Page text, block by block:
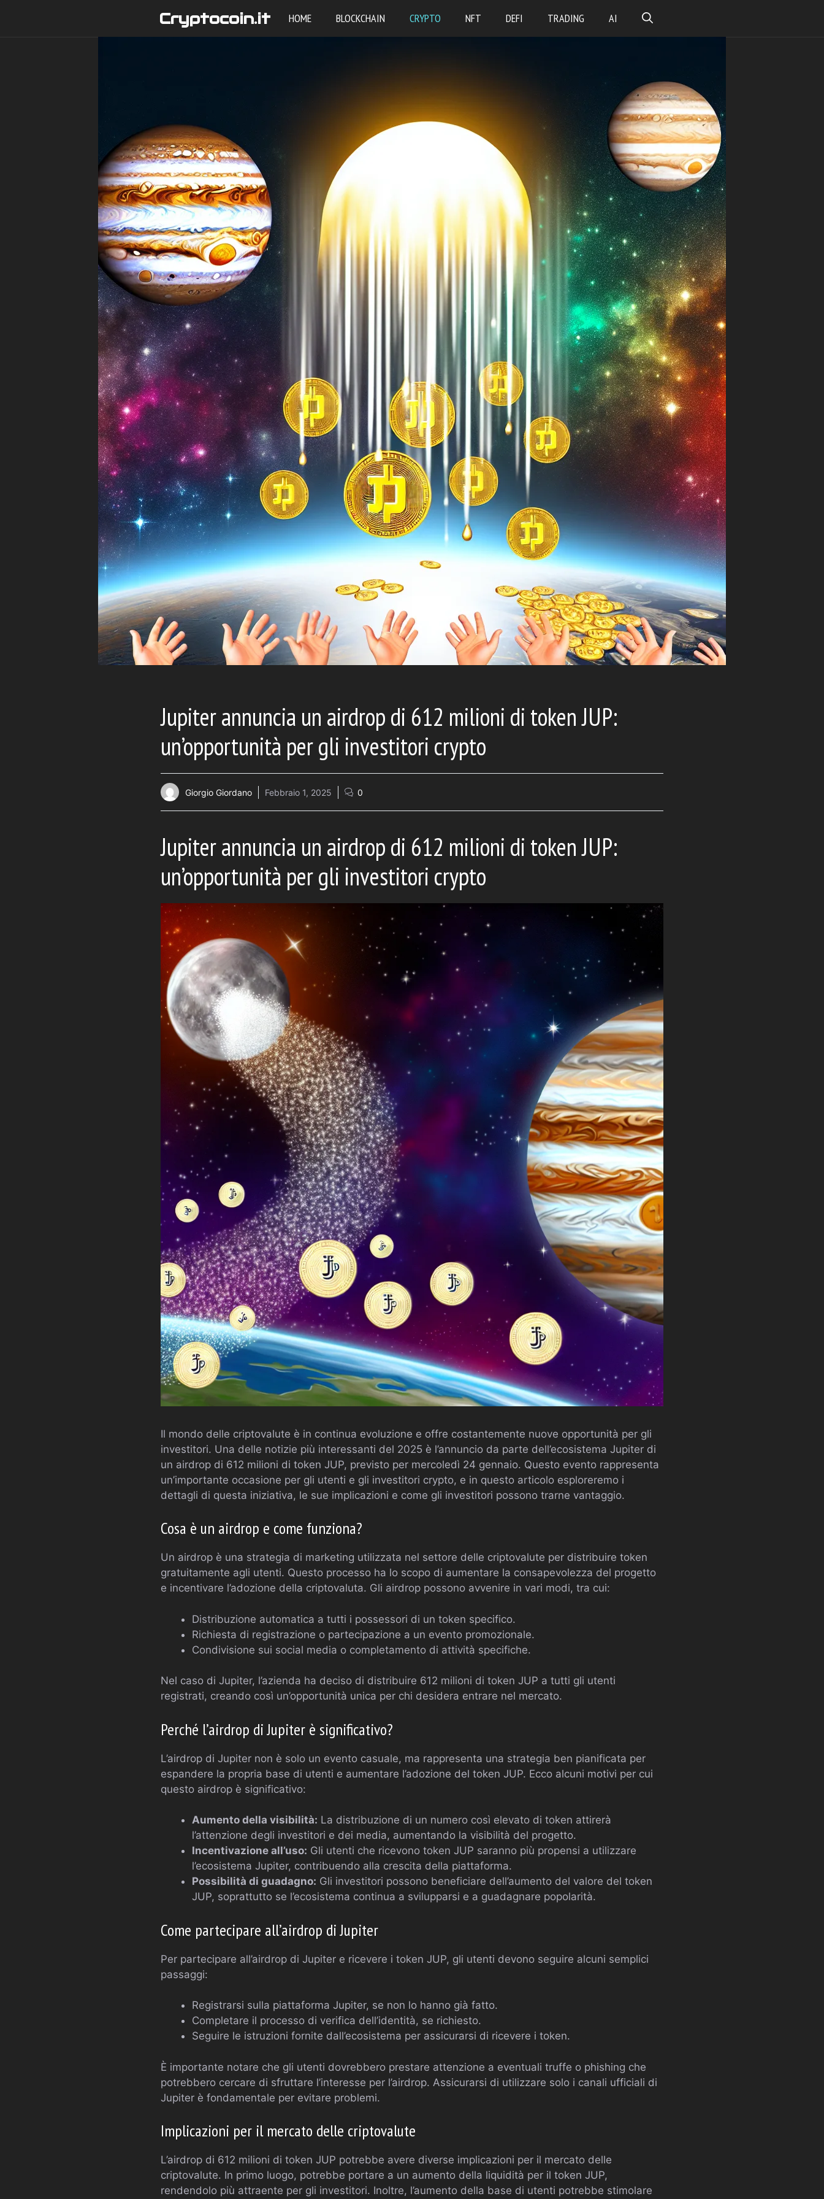
Cryptocoin.it HOME BLOCKCHAIN CRYPTO NFT DEFI TRADING AI
Jupiter annuncia un airdrop di 612 milioni di token JUP:
un’opportunità per gli investitori crypto
Giorgio Giordano Febbraio 1, 2025 0
Jupiter annuncia un airdrop di 612 milioni di token JUP:
un’opportunità per gli investitori crypto
Il mondo delle criptovalute è in continua evoluzione e offre costantemente nuove opportunità per gli
investitori. Una delle notizie più interessanti del 2025 è l’annuncio da parte dell’ecosistema Jupiter di
un airdrop di 612 milioni di token JUP, previsto per mercoledì 24 gennaio. Questo evento rappresenta
un’importante occasione per gli utenti e gli investitori crypto, e in questo articolo esploreremo i
dettagli di questa iniziativa, le sue implicazioni e come gli investitori possono trarne vantaggio.
Cosa è un airdrop e come funziona?
Un airdrop è una strategia di marketing utilizzata nel settore delle criptovalute per distribuire token
gratuitamente agli utenti. Questo processo ha lo scopo di aumentare la consapevolezza del progetto
e incentivare l’adozione della criptovaluta. Gli airdrop possono avvenire in vari modi, tra cui:
Distribuzione automatica a tutti i possessori di un token specifico.
Richiesta di registrazione o partecipazione a un evento promozionale.
Condivisione sui social media o completamento di attività specifiche.
Nel caso di Jupiter, l’azienda ha deciso di distribuire 612 milioni di token JUP a tutti gli utenti
registrati, creando così un’opportunità unica per chi desidera entrare nel mercato.
Perché l’airdrop di Jupiter è significativo?
L’airdrop di Jupiter non è solo un evento casuale, ma rappresenta una strategia ben pianificata per
espandere la propria base di utenti e aumentare l’adozione del token JUP. Ecco alcuni motivi per cui
questo airdrop è significativo:
Aumento della visibilità: La distribuzione di un numero così elevato di token attirerà
l’attenzione degli investitori e dei media, aumentando la visibilità del progetto.
Incentivazione all’uso: Gli utenti che ricevono token JUP saranno più propensi a utilizzare
l’ecosistema Jupiter, contribuendo alla crescita della piattaforma.
Possibilità di guadagno: Gli investitori possono beneficiare dell’aumento del valore del token
JUP, soprattutto se l’ecosistema continua a svilupparsi e a guadagnare popolarità.
Come partecipare all’airdrop di Jupiter
Per partecipare all’airdrop di Jupiter e ricevere i token JUP, gli utenti devono seguire alcuni semplici
passaggi:
Registrarsi sulla piattaforma Jupiter, se non lo hanno già fatto.
Completare il processo di verifica dell’identità, se richiesto.
Seguire le istruzioni fornite dall’ecosistema per assicurarsi di ricevere i token.
È importante notare che gli utenti dovrebbero prestare attenzione a eventuali truffe o phishing che
potrebbero cercare di sfruttare l’interesse per l’airdrop. Assicurarsi di utilizzare solo i canali ufficiali di
Jupiter è fondamentale per evitare problemi.
Implicazioni per il mercato delle criptovalute
L’airdrop di 612 milioni di token JUP potrebbe avere diverse implicazioni per il mercato delle
criptovalute. In primo luogo, potrebbe portare a un aumento della liquidità per il token JUP,
rendendolo più attraente per gli investitori. Inoltre, l’aumento della base di utenti potrebbe stimolare